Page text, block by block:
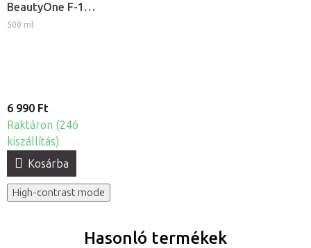
BeautyOne F-17
kozmetikai
500 ml
6 990 Ft
Raktáron (24ó
kiszállítás)
Kosárba
High-contrast mode
Hasonló termékek